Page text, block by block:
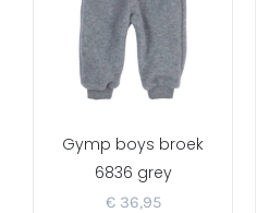
Gymp boys broek
6836 grey
€36,95